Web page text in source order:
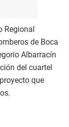
Regional
de Boca
Albarracín
del cuartel
que